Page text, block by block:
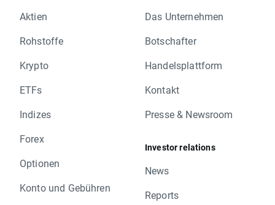
Aktien
Rohstoffe
Krypto
ETFs
Indizes
Forex
Optionen
Konto und Gebühren
Das Unternehmen
Botschafter
Handelsplattform
Kontakt
Presse & Newsroom
Investor relations
News
Reports